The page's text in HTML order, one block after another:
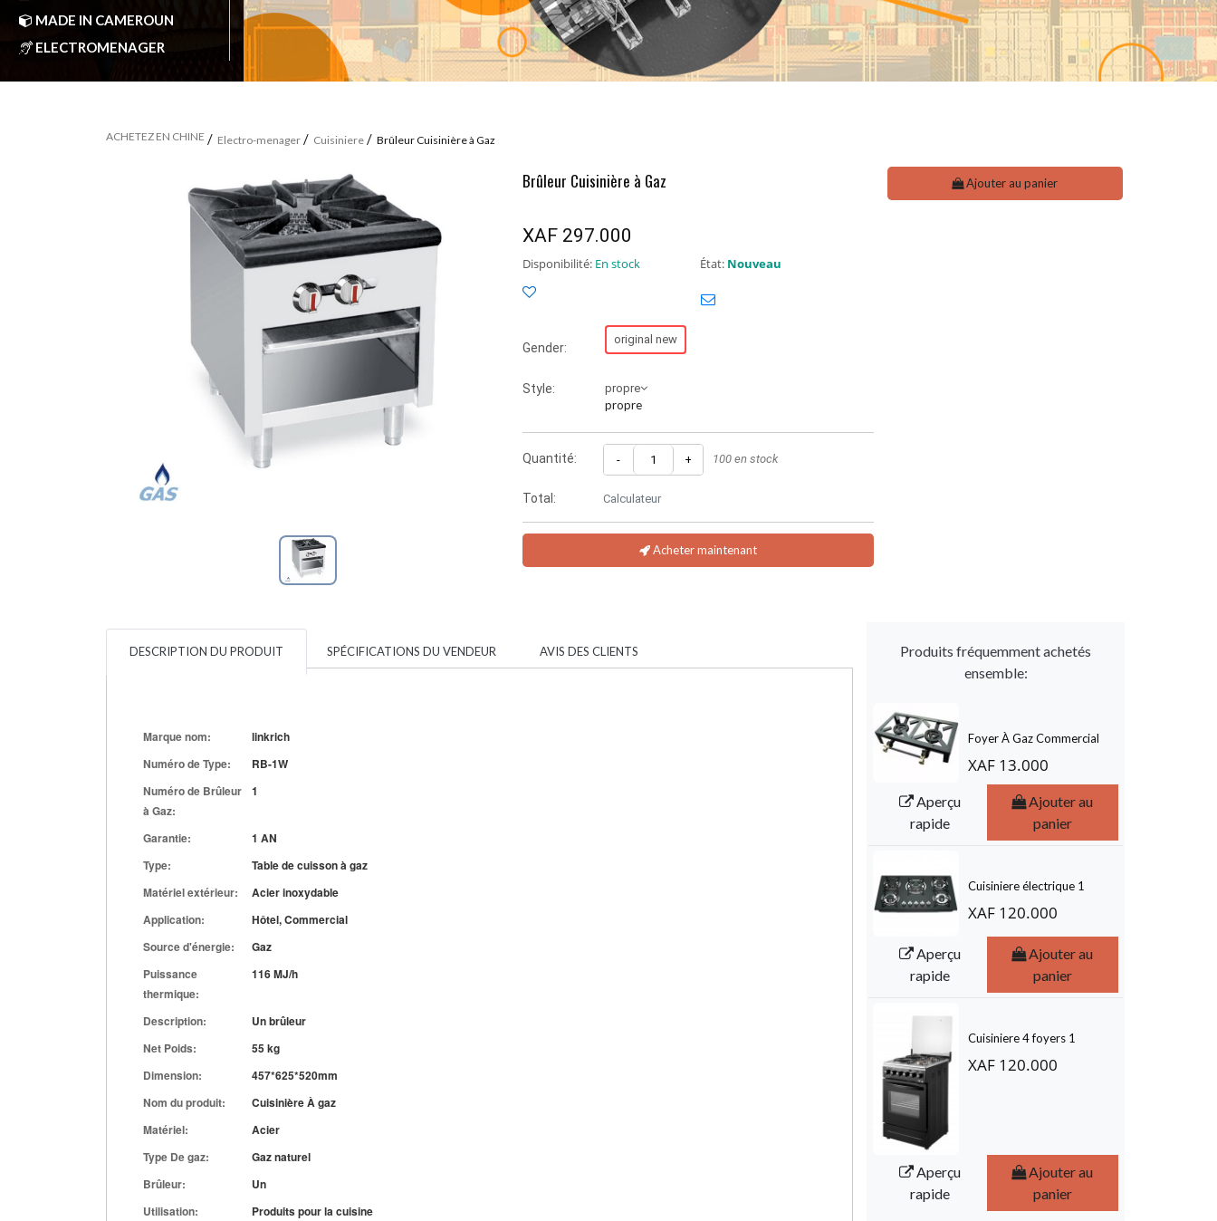
MADE IN CAMEROUN
ELECTROMENAGER
ACHETEZ EN CHINE Electro-menager Cuisiniere Brûleur Cuisinière à Gaz
Brûleur Cuisinière à Gaz
XAF 297.000
Disponibilité: En stock État: Nouveau
Gender:
original new
Style: propre
propre
Quantité: - + 100 en stock
Total: Calculateur
Acheter maintenant
Ajouter au panier
DESCRIPTION DU PRODUIT SPÉCIFICATIONS DU VENDEUR AVIS DES CLIENTS
Marque nom:
linkrich
Numéro de Type:
RB-1W
Numéro de Brûleur
à Gaz:
1
Garantie:
1 AN
Type:
Table de cuisson à gaz
Matériel extérieur:
Acier inoxydable
Application:
Hôtel, Commercial
Source d'énergie:
Gaz
Puissance
thermique:
116 MJ/h
Description:
Un brûleur
Net Poids:
55 kg
Dimension:
457*625*520mm
Nom du produit:
Cuisinière À gaz
Matériel:
Acier
Type De gaz:
Gaz naturel
Brûleur:
Un
Utilisation:
Produits pour la cuisine
Produits fréquemment achetés
ensemble:
Foyer À Gaz Commercial
XAF 13.000
Aperçu
rapide
Ajouter au
panier
Cuisiniere électrique 1
XAF 120.000
Aperçu
rapide
Ajouter au
panier
Cuisiniere 4 foyers 1
XAF 120.000
Aperçu
rapide
Ajouter au
panier